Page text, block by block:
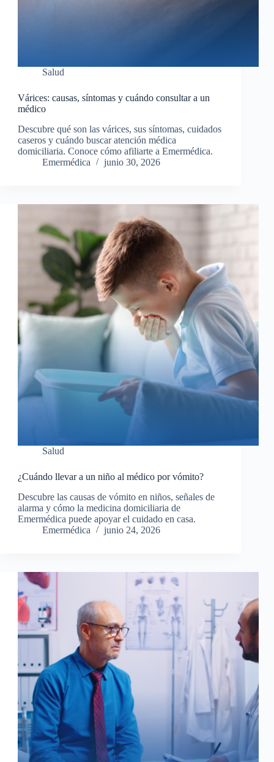
Salud
Várices: causas, síntomas y cuándo consultar a un
médico
Descubre qué son las várices, sus síntomas, cuidados
caseros y cuándo buscar atención médica
domiciliaria. Conoce cómo afiliarte a Emermédica.
Emermédica
junio 30, 2026
Salud
¿Cuándo llevar a un niño al médico por vómito?
Descubre las causas de vómito en niños, señales de
alarma y cómo la medicina domiciliaria de
Emermédica puede apoyar el cuidado en casa.
Emermédica
junio 24, 2026